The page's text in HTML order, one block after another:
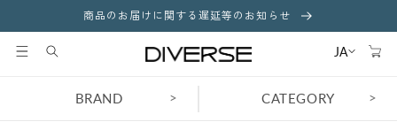
進む
商品のお届けに関する遅延等のお知らせ
JA
カ
ー
BRAND > CATEGORY >